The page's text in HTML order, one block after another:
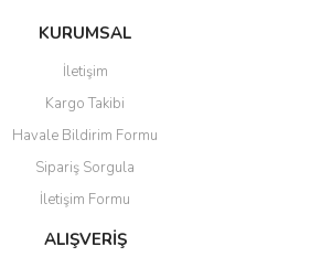
KURUMSAL
İletişim
Kargo Takibi
Havale Bildirim Formu
Sipariş Sorgula
İletişim Formu
ALIŞVERİŞ